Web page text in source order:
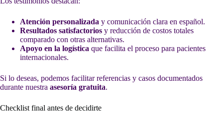
Atención personalizada y comunicación clara en español.
Resultados satisfactorios y reducción de costos totales
comparado con otras alternativas.
Apoyo en la logística que facilita el proceso para pacientes
internacionales.
Si lo deseas, podemos facilitar referencias y casos documentados
durante nuestra asesoría gratuita.
Checklist final antes de decidirte